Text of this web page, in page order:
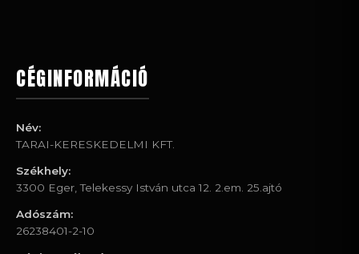
CÉGINFORMÁCIÓ
Név:
TARAI-KERESKEDELMI KFT.
Székhely:
3300 Eger, Telekessy István utca 12. 2.em. 25.ajtó
Adószám:
26238401-2-10